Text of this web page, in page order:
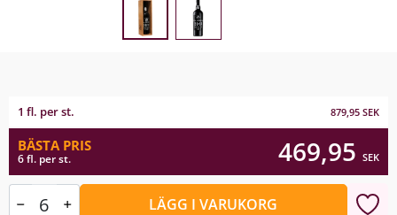
1 fl. per st. 879,95 SEK
BÄSTA PRIS
6 fl. per st. 469,95 SEK
LÄGG I VARUKORG